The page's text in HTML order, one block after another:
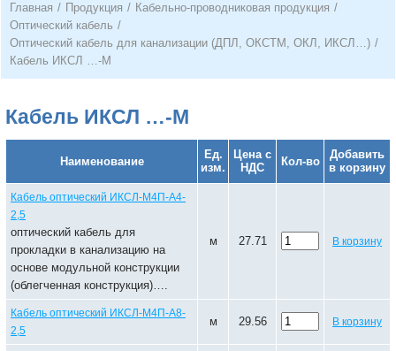
Главная / Продукция / Кабельно-проводниковая продукция /
Оптический кабель /
Оптический кабель для канализации (ДПЛ, ОКСТМ, ОКЛ, ИКСЛ…) /
Кабель ИКСЛ …-М
Кабель ИКСЛ …-М
Наименование
Ед.
изм.
Цена с
НДС
Кол-во
Добавить
в корзину
Кабель оптический ИКСЛ-М4П-А4-
2,5
оптический кабель для
прокладки в канализацию на
основе модульной конструкции
(облегченная конструкция)….
м 27.71 В корзину
Кабель оптический ИКСЛ-М4П-А8-
2,5
м 29.56 В корзину